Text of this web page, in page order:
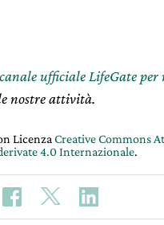
ufficiale LifeGate per
nostre attività.
Licenza Creative Commons
4.0 Internazionale.